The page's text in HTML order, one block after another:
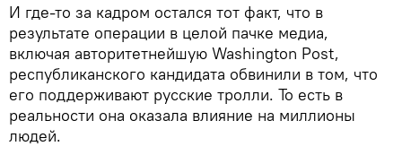
И где-то за кадром остался тот факт, что в
результате операции в целой пачке медиа,
включая авторитетнейшую Washington Post,
республиканского кандидата обвинили в том, что
его поддерживают русские тролли. То есть в
реальности она оказала влияние на миллионы
людей.